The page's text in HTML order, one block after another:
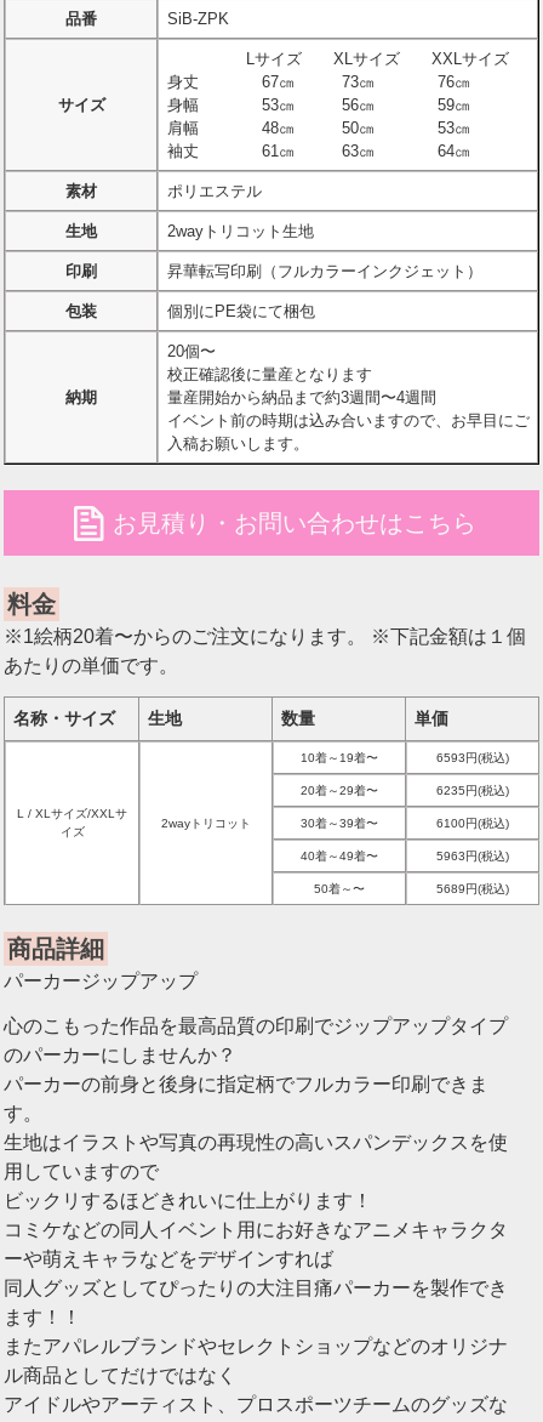
品番 SiB-ZPK
サイズ
Lサイズ XLサイズ XXLサイズ
身丈 67㎝ 73㎝ 76㎝
身幅 53㎝ 56㎝ 59㎝
肩幅 48㎝ 50㎝ 53㎝
袖丈 61㎝ 63㎝ 64㎝
素材 ポリエステル
生地 2wayトリコット生地
印刷 昇華転写印刷（フルカラーインクジェット）
包装 個別にPE袋にて梱包
納期
20個〜
校正確認後に量産となります
量産開始から納品まで約3週間〜4週間
イベント前の時期は込み合いますので、お早目にご
入稿お願いします。
file お見積り・お問い合わせはこちら
料金
※1絵柄20着〜からのご注文になります。 ※下記金額は１個
あたりの単価です。
名称・サイズ 生地 数量 単価
L / XLサイズ/XXLサ
イズ
2wayトリコット
10着～19着〜 6593円(税込)
20着～29着〜 6235円(税込)
30着～39着〜 6100円(税込)
40着～49着〜 5963円(税込)
50着～〜 5689円(税込)
商品詳細
パーカージップアップ
心のこもった作品を最高品質の印刷でジップアップタイプ
のパーカーにしませんか？
パーカーの前身と後身に指定柄でフルカラー印刷できま
す。
生地はイラストや写真の再現性の高いスパンデックスを使
用していますので
ビックリするほどきれいに仕上がります！
コミケなどの同人イベント用にお好きなアニメキャラクタ
ーや萌えキャラなどをデザインすれば
同人グッズとしてぴったりの大注目痛パーカーを製作でき
ます！！
またアパレルブランドやセレクトショップなどのオリジナ
ル商品としてだけではなく
アイドルやアーティスト、プロスポーツチームのグッズな